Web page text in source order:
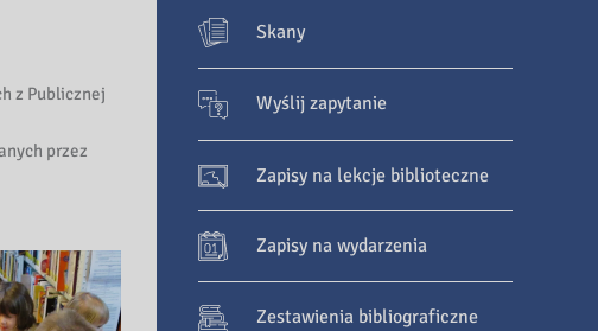
z Publicznej
przez
Skany
Wyślij zapytanie
Zapisy na lekcje biblioteczne
Zapisy na wydarzenia
Zestawienia bibliograficzne